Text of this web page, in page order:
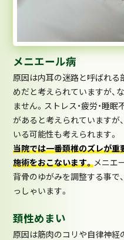
メニエール病
原因は内耳の迷路と呼ばれる
めだと考えられていますが、
ません。ストレス・疲労・睡
があると考えられていますが
いる可能性も考えられます。
当院では一番頚椎のズレが重
施術をおこないます。メニエ
背骨のゆがみを調整する事で
っしゃいます。
頚性めまい
原因は筋肉のコリや自律神経